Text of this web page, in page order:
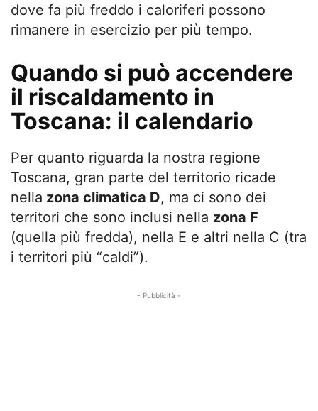
dove fa più freddo i caloriferi possono
rimanere in esercizio per più tempo.
Quando si può accendere
il riscaldamento in
Toscana: il calendario
Per quanto riguarda la nostra regione
Toscana, gran parte del territorio ricade
nella zona climatica D, ma ci sono dei
territori che sono inclusi nella zona F
(quella più fredda), nella E e altri nella C (tra
i territori più “caldi”).
- Pubblicità -